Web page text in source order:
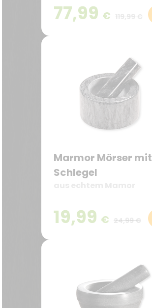
77,99 € 119,99 €
Marmor Mörser mit
Schlegel
19,99 € 24,99 €